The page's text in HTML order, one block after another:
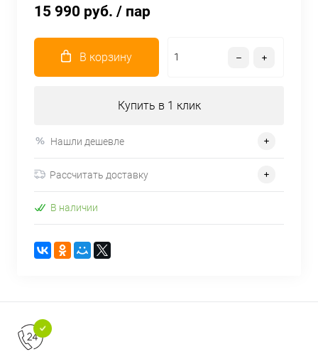
15 990 руб. / пар
В корзину
Купить в 1 клик
Нашли дешевле
Рассчитать доставку
В наличии